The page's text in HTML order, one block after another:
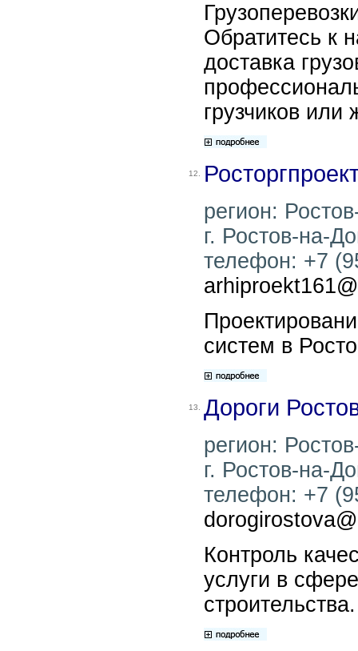
Обратитесь к
доставка
грузчиков
12.
регион:
г. Ростов-на-
телефон: +7
систем в
13. Дороги
регион:
г. Ростов-на-
телефон: +7
Контроль
услуги в
строительства.